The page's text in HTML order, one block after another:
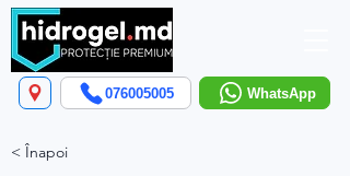
WhatsApp
076005005
< Înapoi